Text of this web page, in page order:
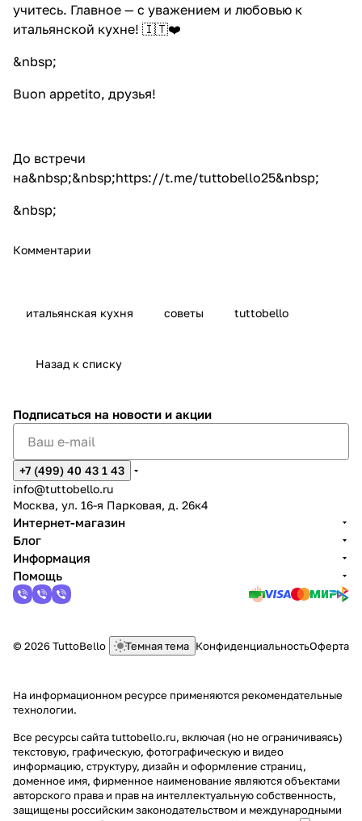
учитесь. Главное — с уважением и любовью к
итальянской кухне! 🇮🇹❤️
&nbsp;
Buon appetito, друзья!
До встречи
на&nbsp;&nbsp;https://t.me/tuttobello25&nbsp;
&nbsp;
Комментарии
итальянская кухня советы tuttobello
Назад к списку
Подписаться на новости и акции
+7 (499) 40 43 1 43
info@tuttobello.ru
Москва, ул. 16-я Парковая, д. 26к4
Интернет-магазин
Блог
Информация
Помощь
© 2026 TuttoBello Темная тема КонфиденциальностьОферта
На информационном ресурсе применяются рекомендательные
технологии.
Все ресурсы сайта tuttobello.ru, включая (но не ограничиваясь)
текстовую, графическую, фотографическую и видео
информацию, структуру, дизайн и оформление страниц,
доменное имя, фирменное наименование являются объектами
авторского права и прав на интеллектуальную собственность,
защищены российским законодательством и международными